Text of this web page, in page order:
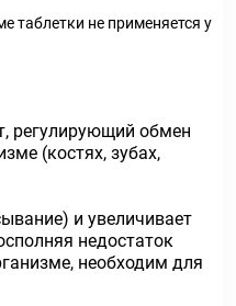
таблетки не применяется у
регулирующий обмен
(костях, зубах,
и увеличивает
недостаток
необходим для